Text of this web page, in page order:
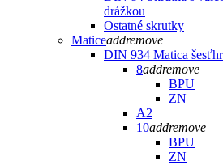
drážkou
Ostatné skrutky
Maticeaddremove
DIN 934 Matica
8addremove
BPU
ZN
A2
10addremove
BPU
ZN